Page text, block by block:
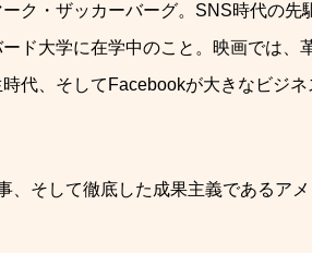
ク・ ザッカーバーグ。 SNS時代の先
ド大学に在学中のこと。映画では、
代、 そして Facebookが大きなビジ
、 そして徹底した成果主義であるア